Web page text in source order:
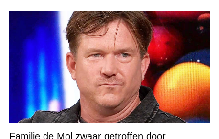
Familie de Mol zwaar getroffen door